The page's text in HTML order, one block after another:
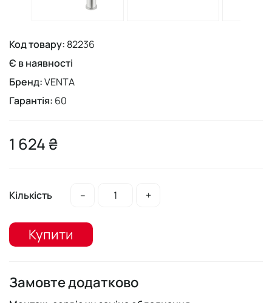
Код товару: 82236
Є в наявності
Бренд:VENTA
Гарантія: 60
1 624 ₴
Кількість – +
Купити
Замовте додатково